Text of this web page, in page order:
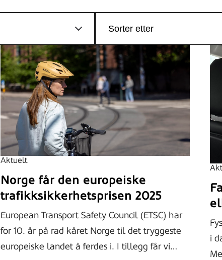
Aktuelt
Norge får den europeiske
trafikksikkerhetsprisen 2025
European Transport Safety Council (ETSC) har
for 10. år på rad kåret Norge til det tryggeste
europeiske landet å ferdes i. I tillegg får vi…
i